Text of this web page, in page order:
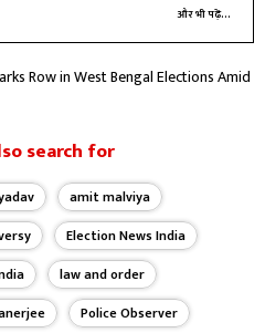
और भी पढ़ें...
Row in West Bengal Elections Amid
search for
amit malviya
Election News India
law and order
Police Observer